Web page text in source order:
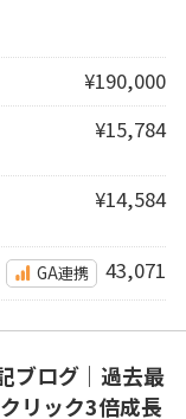
¥190,000
¥15,784
¥14,584
GA連携 43,071
ブログ｜過去最
リック3倍成長